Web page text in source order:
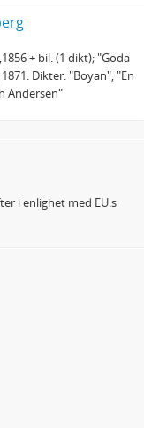
+ bil. (1 dikt); "Goda
Dikter: "Boyan", "En
Andersen"
i enlighet med EU:s